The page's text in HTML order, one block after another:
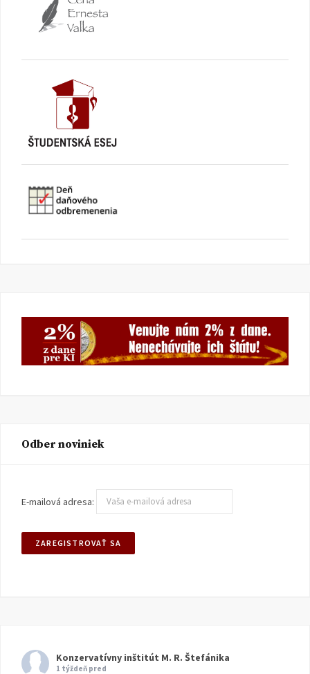
Odber noviniek
E-mailová adresa:
Konzervatívny inštitút M. R. Štefánika
1 týždeň pred